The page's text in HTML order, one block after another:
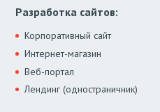
Разработка сайтов:
Корпоративный сайт
Интернет-магазин
Веб-портал
Лендинг (одностраничник)